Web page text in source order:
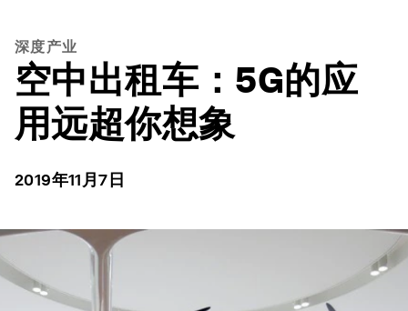
深度产业
空中出租车：5G的应
用远超你想象
2019年11月7日